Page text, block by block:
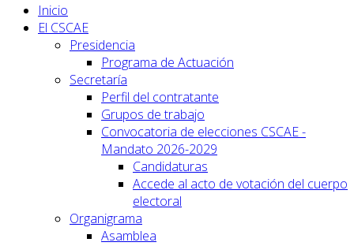
Inicio
El CSCAE
Presidencia
Programa de Actuación
Secretaría
Perfil del contratante
Grupos de trabajo
Convocatoria de elecciones CSCAE -
Mandato 2026-2029
Candidaturas
Accede al acto de votación del cuerpo
electoral
Organigrama
Asamblea